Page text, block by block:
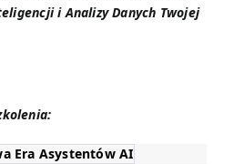
i Analizy Danych Twojej
Era Asystentów AI